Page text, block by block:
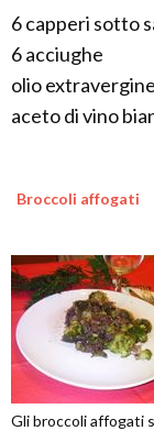
6 capperi sotto
6 acciughe
olio
aceto di vino
Broccoli affogati
Gli broccoli affogati